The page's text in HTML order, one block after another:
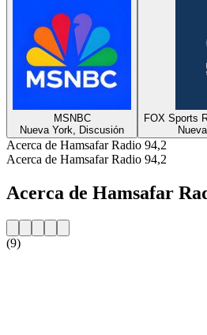
MSNBC
Nueva York, Discusión
FOX Sports
Acerca de Hamsafar Radio 94,2
Acerca de Hamsafar Radio 94,2
Acerca de Hamsafar
(9)